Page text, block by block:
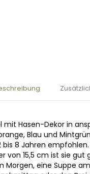
mit Hasen-Dekor in
Blau und
bis 8 Jahren
von 15,5 cm ist sie gut
Morgen, eine Suppe